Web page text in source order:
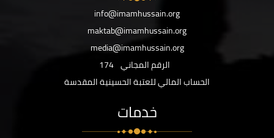
info@imamhussain.org
maktab@imamhussain.org
media@imamhussain.org
الرقم المجاني 174
الحساب المالي للعتبة الحسينية المقدسة
خدمات